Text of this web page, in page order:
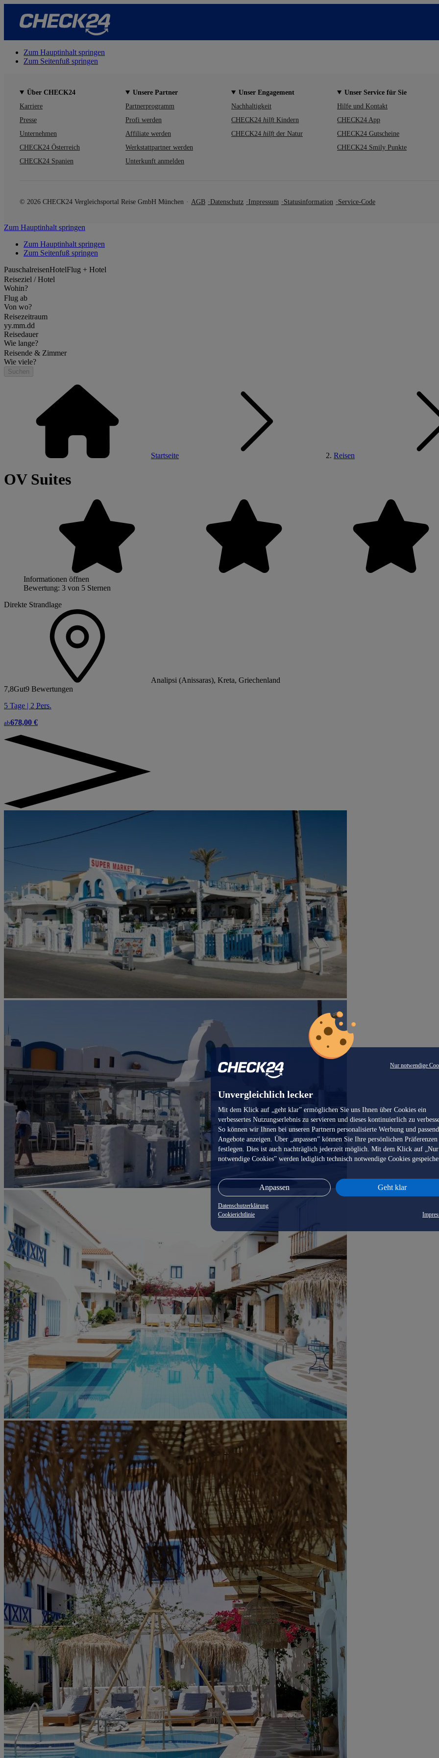
Nur notwendige
Unvergleichlich lecker
Mit dem Klick auf „geht klar” ermöglichen Sie uns Ihnen über Cookies ein
verbessertes Nutzungserlebnis zu servieren und dieses kontinuierlich zu
So können wir Ihnen bei unseren Partnern personalisierte Werbung und
Angebote anzeigen. Über „anpassen” können Sie Ihre persönlichen Präferenzen
festlegen. Dies ist auch nachträglich jederzeit möglich. Mit dem Klick auf „Nur
notwendige Cookies” werden lediglich technisch notwendige Cookies
Anpassen Geht klar
Datenschutzerklärung
Cookierichtlinie
Zum Hauptinhalt springen
Zum Seitenfuß springen
Über CHECK24
Karriere
Presse
Unternehmen
CHECK24 Österreich
CHECK24 Spanien
Unsere Partner
Partnerprogramm
Profi werden
Affiliate werden
Werkstattpartner werden
Unterkunft anmelden
Unser Engagement
Nachhaltigkeit
CHECK24 hilft Kindern
CHECK24 hilft der Natur
Unser Service für Sie
Hilfe und Kontakt
CHECK24 App
CHECK24 Gutscheine
CHECK24 Smily Punkte
© 2026 CHECK24 Vergleichsportal Reise GmbH München AGB Datenschutz Impressum Statusinformation Service-Code
Zum Hauptinhalt springen
Zum Hauptinhalt springen
Zum Seitenfuß springen
PauschalreisenHotelFlug + Hotel
Reiseziel / Hotel
Wohin?
Flug ab
Von wo?
Reisezeitraum
yy.mm.dd
Reisedauer
Wie lange?
Reisende & Zimmer
Wie viele?
Suchen
Startseite Reisen
OV Suites
Informationen öffnen
Bewertung: 3 von 5 Sternen
Direkte Strandlage
Analipsi (Anissaras), Kreta, Griechenland
7,8Gut9 Bewertungen
5 Tage | 2 Pers.
ab678,00 €